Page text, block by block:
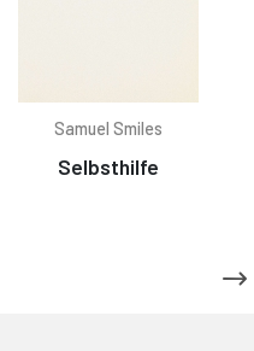
Samuel Smiles
Selbsthilfe